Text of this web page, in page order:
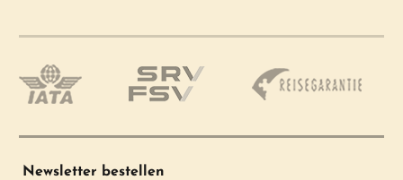
Newsletter bestellen